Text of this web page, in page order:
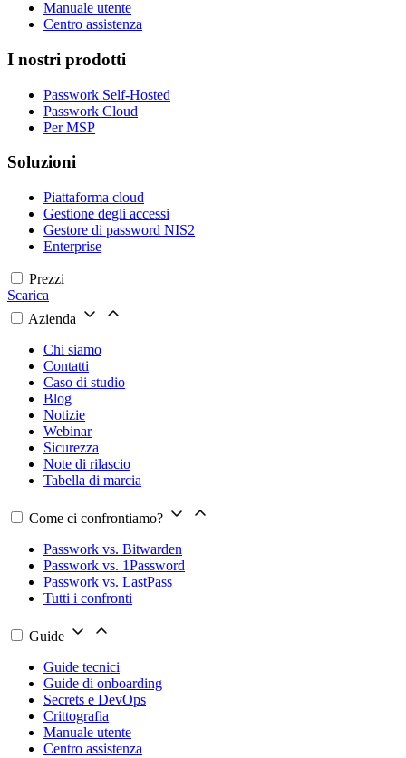
Manuale utente
Centro assistenza
I nostri prodotti
Passwork Self-Hosted
Passwork Cloud
Per MSP
Soluzioni
Piattaforma cloud
Gestione degli accessi
Gestore di password NIS2
Enterprise
Prezzi
Scarica
Azienda
Chi siamo
Contatti
Caso di studio
Blog
Notizie
Webinar
Sicurezza
Note di rilascio
Tabella di marcia
Come ci confrontiamo?
Passwork vs. Bitwarden
Passwork vs. 1Password
Passwork vs. LastPass
Tutti i confronti
Guide
Guide tecnici
Guide di onboarding
Secrets e DevOps
Crittografia
Manuale utente
Centro assistenza